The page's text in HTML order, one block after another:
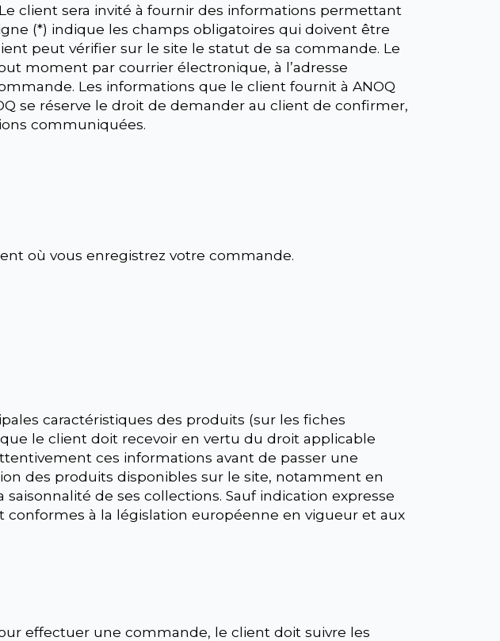
client sera invité à fournir des informations permettant
(*) indique les champs obligatoires qui doivent être
peut vérifier sur le site le statut de sa commande. Le
moment par courrier électronique, à l’adresse
Les informations que le client fournit à ANOQ
se réserve le droit de demander au client de confirmer,
communiquées.
où vous enregistrez votre commande.
caractéristiques des produits (sur les fiches
le client doit recevoir en vertu du droit applicable
ces informations avant de passer une
des produits disponibles sur le site, notamment en
de ses collections. Sauf indication expresse
à la législation européenne en vigueur et aux
effectuer une commande, le client doit suivre les